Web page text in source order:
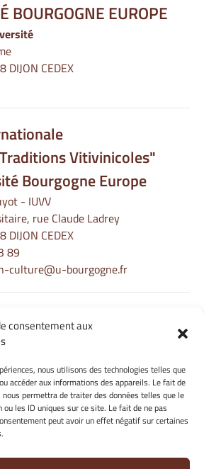
consentement aux
nous utilisons des technologies telles que
accéder aux informations des appareils. Le fait de
permettra de traiter des données telles que le
les ID uniques sur ce site. Le fait de ne pas
peut avoir un effet négatif sur certaines
BOURGOGNE EUROPE
CEDEX
Vitivinicoles"
Bourgogne Europe
- IUVV
rue Claude Ladrey
CEDEX
89
culture@u-bourgogne.fr
Légales
cookies
de confidentialité